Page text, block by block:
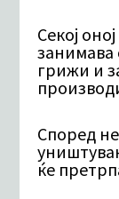
Секој
занимава
грижи и
Според
ќе